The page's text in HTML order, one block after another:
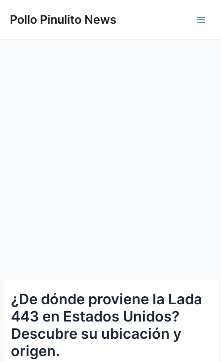
Pollo Pinulito News
¿De dónde proviene la Lada
443 en Estados Unidos?
Descubre su ubicación y
origen.